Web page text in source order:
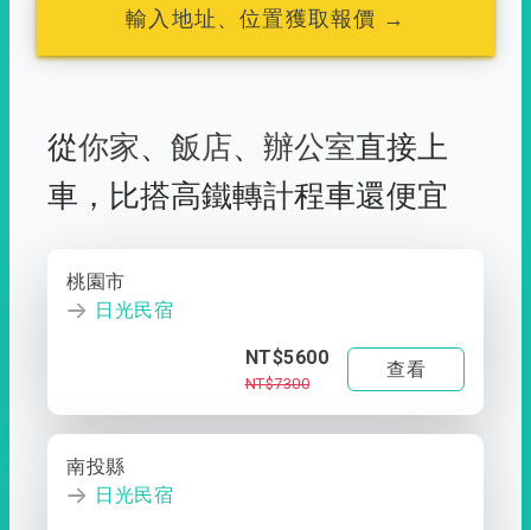
輸入地址、位置獲取報價 →
從你家、 飯店、 辦公室直接上
車， 比搭高鐵轉計程車還便宜
桃園市
日光民宿
NT$5600
NT$7300
查看
南投縣
日光民宿